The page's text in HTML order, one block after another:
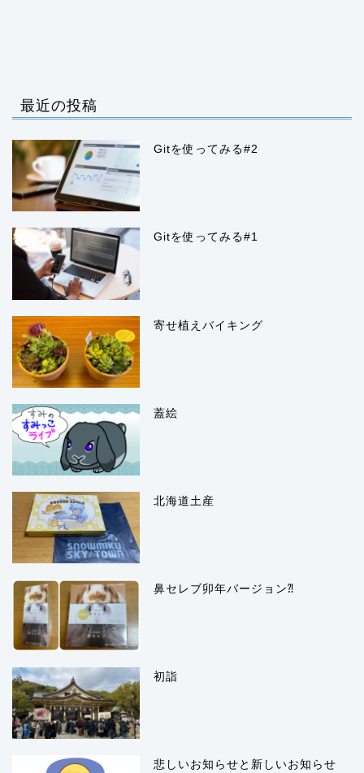
最近の投稿
Gitを使ってみる#2
Gitを使ってみる#1
寄せ植えバイキング
蓋絵
北海道土産
鼻セレブ卯年バージョン⁈
初詣
悲しいお知らせと新しいお知らせ